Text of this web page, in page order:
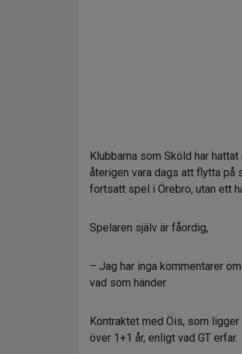
Klubbarna som Sköld har
återigen vara dags att flytta på
fortsatt spel i Örebro, utan ett
Spelaren själv är fåordig,
– Jag har inga kommentarer
vad som händer.
Kontraktet med Öis, som
över 1+1 år, enligt vad GT erfar.